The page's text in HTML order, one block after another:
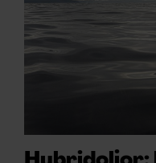
ÄMNEN
ARKIV & E-
EVENEMANG &